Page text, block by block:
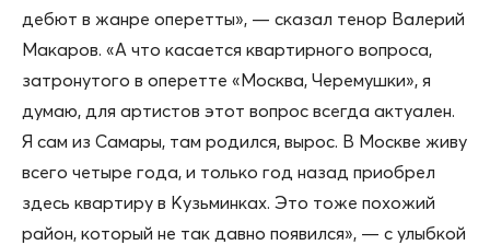
дебют в жанре оперетты», — сказал тенор Валерий
Макаров. «А что касается квартирного вопроса,
затронутого в оперетте «Москва, Черемушки», я
думаю, для артистов этот вопрос всегда актуален.
Я сам из Самары, там родился, вырос. В Москве живу
всего четыре года, и только год назад приобрел
здесь квартиру в Кузьминках. Это тоже похожий
район, который не так давно появился», — с улыбкой